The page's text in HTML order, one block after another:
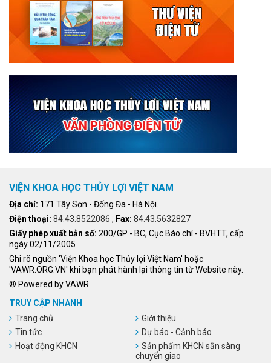
VIỆN KHOA HỌC THỦY LỢI VIỆT NAM
Địa chỉ: 171 Tây Sơn - Đống Đa - Hà Nội.
Điện thoại: 84.43.8522086 , Fax: 84.43.5632827
Giấy phép xuất bản số: 200/GP - BC, Cục Báo chí - BVHTT, cấp
ngày 02/11/2005
Ghi rõ nguồn 'Viện Khoa học Thủy lợi Việt Nam' hoặc
'VAWR.ORG.VN' khi bạn phát hành lại thông tin từ Website này.
® Powered by VAWR
TRUY CẬP NHANH
Trang chủ
Giới thiệu
Tin tức
Dự báo - Cảnh báo
Hoạt động KHCN
Sản phẩm KHCN sẵn sàng
chuyển giao